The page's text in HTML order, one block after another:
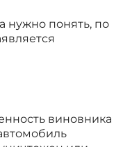
нужно понять, по
виновника